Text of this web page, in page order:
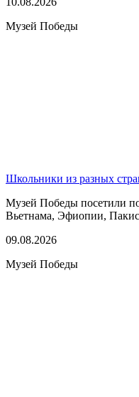
Музей Победы
Школьники из разных
Музей Победы посетили
Вьетнама, Эфиопии,
09.08.2026
Музей Победы